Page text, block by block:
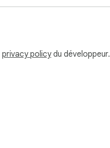
privacy policydu développeur.